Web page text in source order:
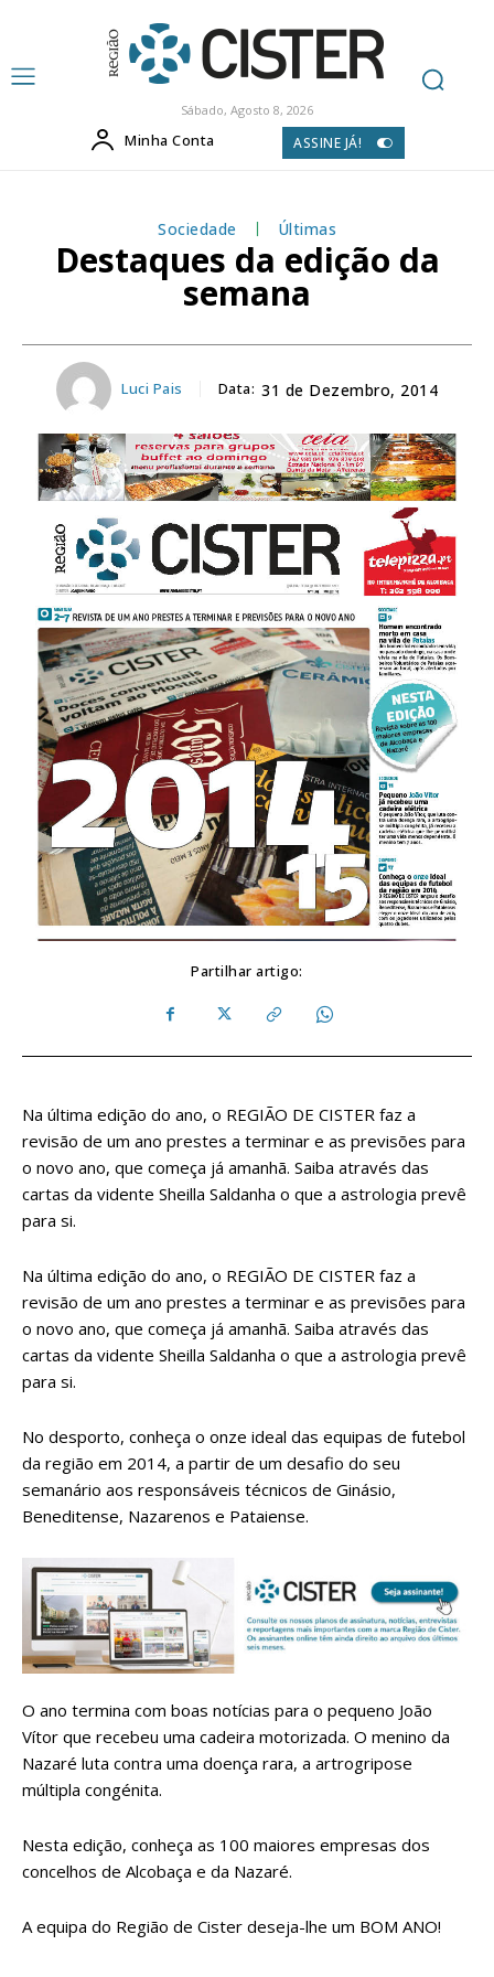
Sábado, Agosto 8, 2026
Minha Conta ASSINE JÁ!
Sociedade Últimas
Destaques da edição da
semana
Luci Pais Data: 31 de Dezembro, 2014
Partilhar artigo:
Na última edição do ano, o REGIÃO DE CISTER faz a
revisão de um ano prestes a terminar e as previsões para
o novo ano, que começa já amanhã. Saiba através das
cartas da vidente Sheilla Saldanha o que a astrologia prevê
para si.
Na última edição do ano, o REGIÃO DE CISTER faz a
revisão de um ano prestes a terminar e as previsões para
o novo ano, que começa já amanhã. Saiba através das
cartas da vidente Sheilla Saldanha o que a astrologia prevê
para si.
No desporto, conheça o onze ideal das equipas de futebol
da região em 2014, a partir de um desafio do seu
semanário aos responsáveis técnicos de Ginásio,
Beneditense, Nazarenos e Pataiense.
O ano termina com boas notícias para o pequeno João
Vítor que recebeu uma cadeira motorizada. O menino da
Nazaré luta contra uma doença rara, a artrogripose
múltipla congénita.
Nesta edição, conheça as 100 maiores empresas dos
concelhos de Alcobaça e da Nazaré.
A equipa do Região de Cister deseja-lhe um BOM ANO!